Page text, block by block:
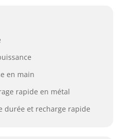
en main
rapide en métal
durée et recharge rapide